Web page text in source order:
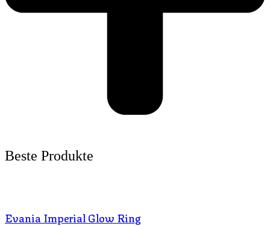
Beste Produkte
Evania Imperial Glow Ring